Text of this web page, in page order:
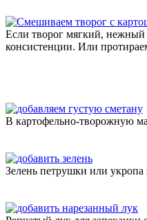
Если творог мягкий, нежный
консистенции. Или
В картофельно-творожную
Зелень петрушки или